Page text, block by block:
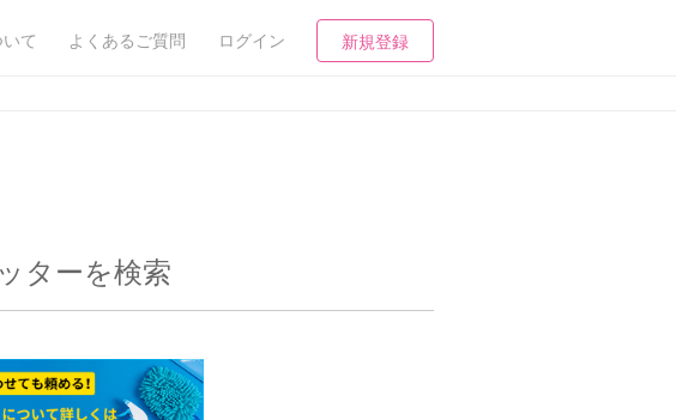
て よくあるご質問 ログイン 新規登録
ターを検索